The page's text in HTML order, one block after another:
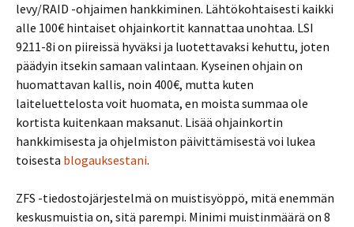
levy/RAID -ohjaimen hankkiminen. Lähtökohtaisesti kaikki
alle 100€ hintaiset ohjainkortit kannattaa unohtaa. LSI
9211-8i on piireissä hyväksi ja luotettavaksi kehuttu, joten
päädyin itsekin samaan valintaan. Kyseinen ohjain on
huomattavan kallis, noin 400€, mutta kuten
laiteluettelosta voit huomata, en moista summaa ole
kortista kuitenkaan maksanut. Lisää ohjainkortin
hankkimisesta ja ohjelmiston päivittämisestä voi lukea
toisesta blogauksestani.
ZFS -tiedostojärjestelmä on muistisyöppö, mitä enemmän
keskusmuistia on, sitä parempi. Minimi muistinmäärä on 8